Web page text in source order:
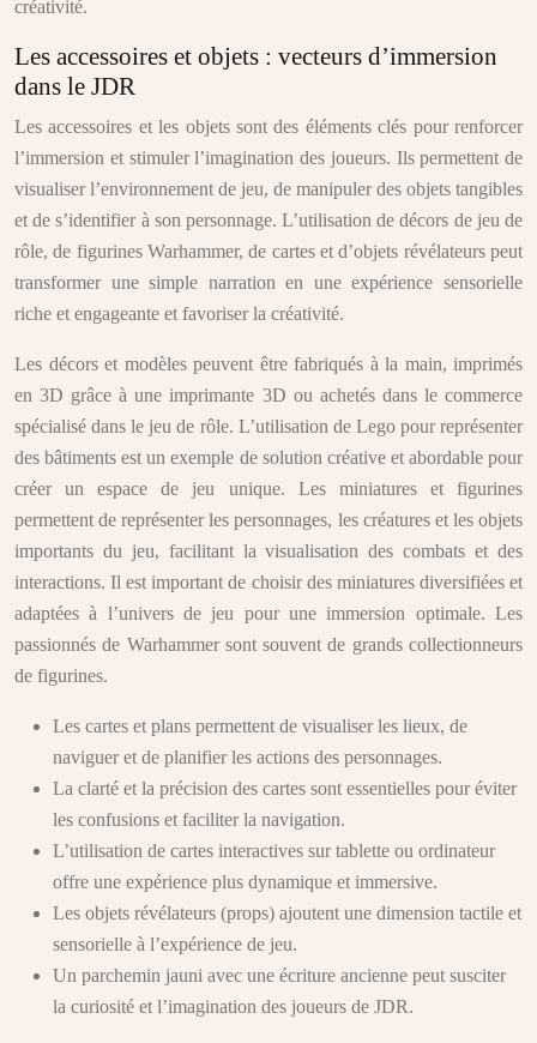
créativité.
Les accessoires et objets : vecteurs d’immersion
dans le JDR
Les accessoires et les objets sont des éléments clés pour renforcer
l’immersion et stimuler l’imagination des joueurs. Ils permettent de
visualiser l’environnement de jeu, de manipuler des objets tangibles
et de s’identifier à son personnage. L’utilisation de décors de jeu de
rôle, de figurines Warhammer, de cartes et d’objets révélateurs peut
transformer une simple narration en une expérience sensorielle
riche et engageante et favoriser la créativité.
Les décors et modèles peuvent être fabriqués à la main, imprimés
en 3D grâce à une imprimante 3D ou achetés dans le commerce
spécialisé dans le jeu de rôle. L’utilisation de Lego pour représenter
des bâtiments est un exemple de solution créative et abordable pour
créer un espace de jeu unique. Les miniatures et figurines
permettent de représenter les personnages, les créatures et les objets
importants du jeu, facilitant la visualisation des combats et des
interactions. Il est important de choisir des miniatures diversifiées et
adaptées à l’univers de jeu pour une immersion optimale. Les
passionnés de Warhammer sont souvent de grands collectionneurs
de figurines.
Les cartes et plans permettent de visualiser les lieux, de
naviguer et de planifier les actions des personnages.
La clarté et la précision des cartes sont essentielles pour éviter
les confusions et faciliter la navigation.
L’utilisation de cartes interactives sur tablette ou ordinateur
offre une expérience plus dynamique et immersive.
Les objets révélateurs (props) ajoutent une dimension tactile et
sensorielle à l’expérience de jeu.
Un parchemin jauni avec une écriture ancienne peut susciter
la curiosité et l’imagination des joueurs de JDR.